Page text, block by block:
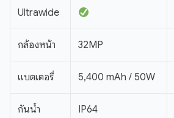
Ultrawide
กล้องหน้า 32MP
แบตเตอรี่ 5,400 mAh / 50W
กันน้ำ IP64